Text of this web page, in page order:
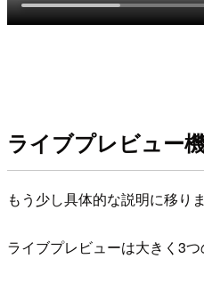
ライブプレビュー
もう少し具体的な説明に移りま
ライブプレビューは大きく3つ